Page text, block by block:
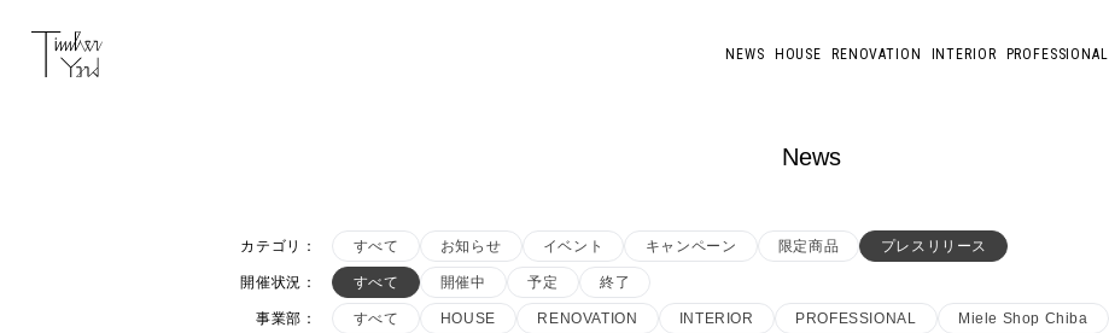
NEWS HOUSE RENOVATION INTERIOR PROFESSIONAL
News
カテゴリ ： すべて お知らせ イベント キャンペーン 限定商品 プレスリリース
開催状況 ： すべて 開催中 予定 終了
事業部 ： すべて HOUSE RENOVATION INTERIOR PROFESSIONAL Miele Shop Chiba